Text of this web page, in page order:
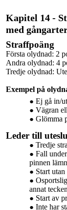
Kapitel 14 -
med
Straffpoäng
Första olydnad: 2
Andra olydnad: 4
Tredje olydnad:
Exempel på
Ej gå in/
Vägran
Glömma
Leder till
Tredje
Fall
pinnen
Start
annat
Start av
Inte har